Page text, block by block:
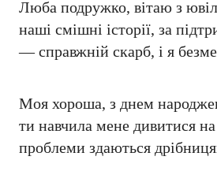
Люба подружко, вітаю з
наші смішні історії, за
— справжній скарб, і я
Моя хороша, з днем
ти навчила мене дивитися
проблеми здаються